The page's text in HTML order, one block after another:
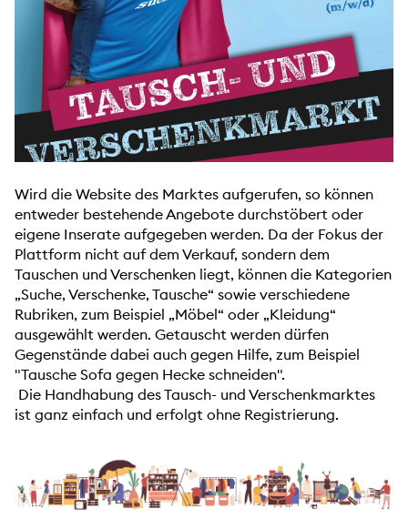
Wird die Website des Marktes aufgerufen, so können
entweder bestehende Angebote durchstöbert oder
eigene Inserate aufgegeben werden. Da der Fokus der
Plattform nicht auf dem Verkauf, sondern dem
Tauschen und Verschenken liegt, können die Kategorien
„Suche, Verschenke, Tausche“ sowie verschiedene
Rubriken, zum Beispiel „Möbel“ oder „Kleidung“
ausgewählt werden. Getauscht werden dürfen
Gegenstände dabei auch gegen Hilfe, zum Beispiel
"Tausche Sofa gegen Hecke schneiden".
Die Handhabung des Tausch- und Verschenkmarktes
ist ganz einfach und erfolgt ohne Registrierung.